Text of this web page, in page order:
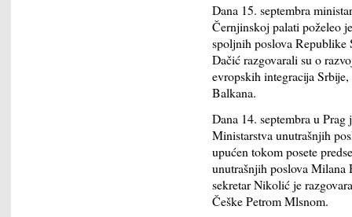
Dana 15. septembra
Černjinskoj palati poželeo
spoljnih poslova
Dačić razgovarali su o
evropskih integracija
Balkana.
Dana 14. septembra u
Ministarstva unutrašnjih
upućen tokom posete
unutrašnjih poslova Milana
sekretar Nikolić je
Češke Petrom Mlsnom.